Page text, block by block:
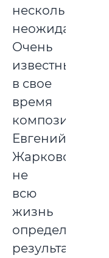
несколько
неожиданный.
Очень
известный
в свое
время
композитор
Евгений
Жарковский
не
всю
жизнь
определял
результат